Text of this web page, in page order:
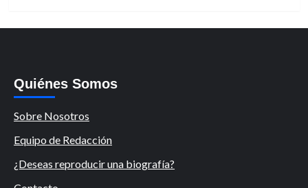
Quiénes Somos
Sobre Nosotros
Equipo de Redacción
¿Deseas reproducir una biografía?